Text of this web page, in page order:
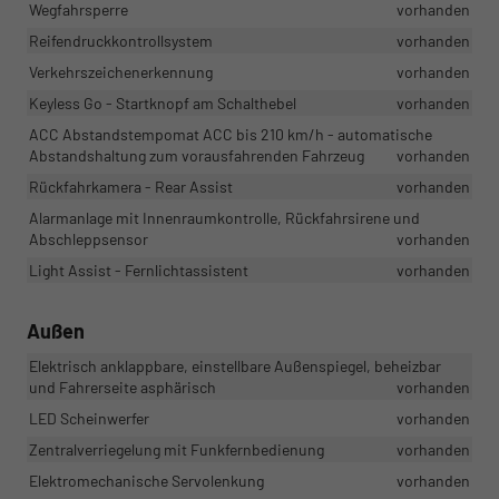
Wegfahrsperre
vorhanden
Reifendruckkontrollsystem
vorhanden
Verkehrszeichenerkennung
vorhanden
Keyless Go - Startknopf am Schalthebel
vorhanden
ACC Abstandstempomat ACC bis 210 km/h - automatische
Abstandshaltung zum vorausfahrenden Fahrzeug
vorhanden
Rückfahrkamera - Rear Assist
vorhanden
Alarmanlage mit Innenraumkontrolle, Rückfahrsirene und
Abschleppsensor
vorhanden
Light Assist - Fernlichtassistent
vorhanden
Außen
Elektrisch anklappbare, einstellbare Außenspiegel, beheizbar
und Fahrerseite asphärisch
vorhanden
LED Scheinwerfer
vorhanden
Zentralverriegelung mit Funkfernbedienung
vorhanden
Elektromechanische Servolenkung
vorhanden